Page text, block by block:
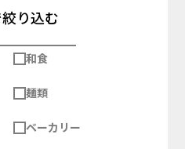
り込む
和食
麺類
ベーカリー